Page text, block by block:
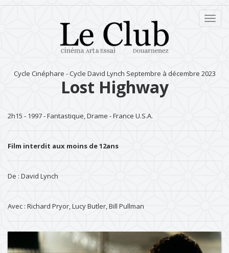
le
Cycle Cinéphare - Cycle David Lynch Septembre à décembre 2023
Lost Highway
2h15 - 1997 - Fantastique, Drame - France U.S.A.
Film interdit aux moins de 12ans
De : David Lynch
Avec : Richard Pryor, Lucy Butler, Bill Pullman